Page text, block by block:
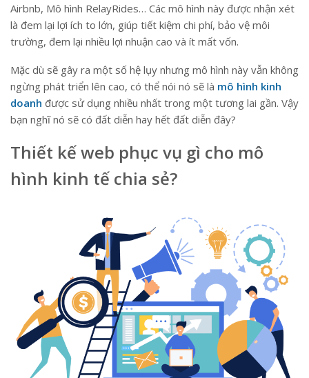
Airbnb, Mô hình RelayRides… Các mô hình này được nhận xét
là đem lại lợi ích to lớn, giúp tiết kiệm chi phí, bảo vệ môi
trường, đem lại nhiều lợi nhuận cao và ít mất vốn.
Mặc dù sẽ gây ra một số hệ lụy nhưng mô hình này vẫn không
ngừng phát triển lên cao, có thể nói nó sẽ là mô hình kinh
doanh được sử dụng nhiều nhất trong một tương lai gần. Vậy
bạn nghĩ nó sẽ có đất diễn hay hết đất diễn đây?
Thiết kế web phục vụ gì cho mô
hình kinh tế chia sẻ?